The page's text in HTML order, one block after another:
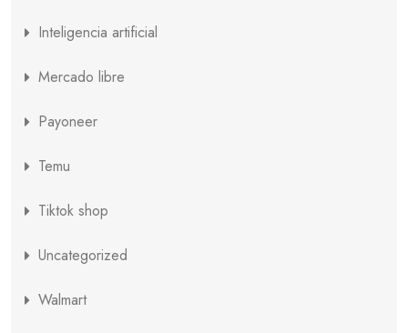
Inteligencia artificial
Mercado libre
Payoneer
Temu
Tiktok shop
Uncategorized
Walmart